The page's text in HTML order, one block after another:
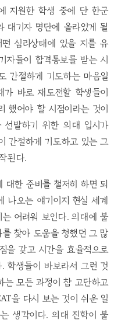
지원한 학생 중에 단 한군
대기자 명단에 올라있게 될
떤 심리상태에 있을 지를 유
자들이 합격통보를 받는 시
간절하게 기도하는 마음일
바로 재도전할 학생들이
했어야 할 시점이라는 것이
선발하기 위한 의대 입시가
간절하게 기도하고 있는 그
된다.
대한 준비를 철저히 하면 되
나오는 얘기이지 현실 세계
어려워 보인다. 의대에 불
찾아 도움을 청했던 그 많
을 갖고 시간을 효율적으로
학생들이 바보라서 그런 것
는 모든 과정이 참 고단하고
을 다시 보는 것이 쉬운 일
생각이다. 의대 진학이 불